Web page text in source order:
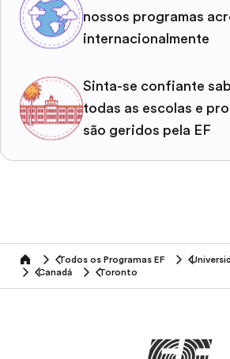
nossos programas
internacionalmente
Sinta-se confiante
todas as escolas e
são geridos pela EF
home Todos os Programas EF
Canadá
Toronto